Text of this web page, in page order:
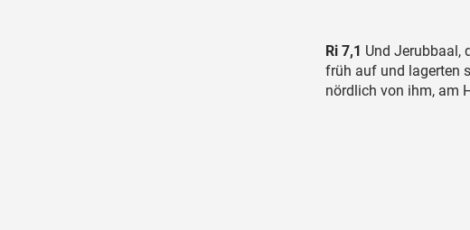
Ri 7,1 Und Jerubbaal,
früh auf und lagerten
nördlich von ihm, am